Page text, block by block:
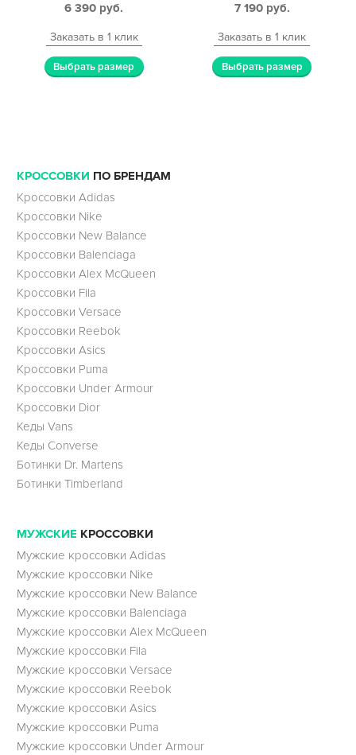
6 390 руб.
Заказать в 1 клик
Выбрать размер
7 190 руб.
Заказать в 1 клик
Выбрать размер
КРОССОВКИ ПО БРЕНДАМ
Кроссовки Adidas
Кроссовки Nike
Кроссовки New Balance
Кроссовки Balenciaga
Кроссовки Alex McQueen
Кроссовки Fila
Кроссовки Versace
Кроссовки Reebok
Кроссовки Asics
Кроссовки Puma
Кроссовки Under Armour
Кроссовки Dior
Кеды Vans
Кеды Converse
Ботинки Dr. Martens
Ботинки Timberland
МУЖСКИЕ КРОССОВКИ
Мужские кроссовки Adidas
Мужские кроссовки Nike
Мужские кроссовки New Balance
Мужские кроссовки Balenciaga
Мужские кроссовки Alex McQueen
Мужские кроссовки Fila
Мужские кроссовки Versace
Мужские кроссовки Reebok
Мужские кроссовки Asics
Мужские кроссовки Puma
Мужские кроссовки Under Armour